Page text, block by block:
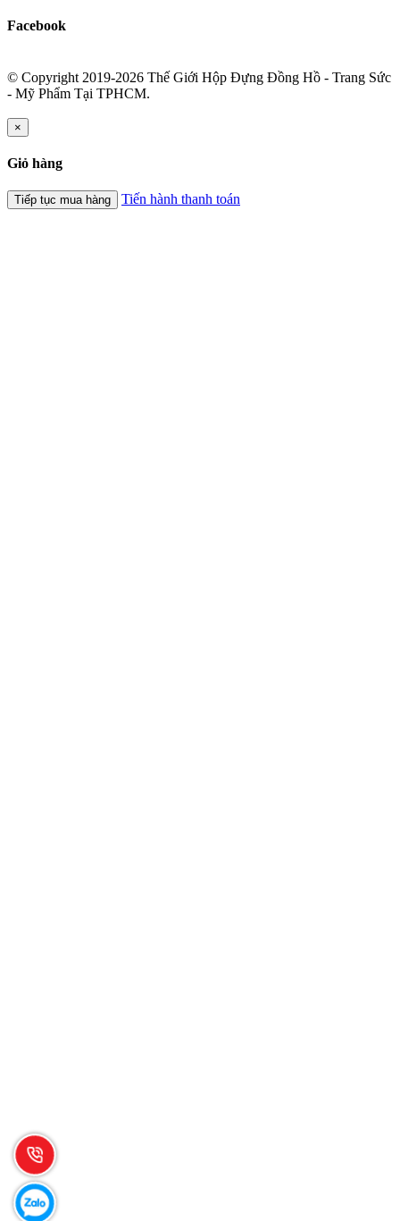
Facebook
© Copyright 2019-2026 Thế Giới Hộp Đựng Đồng Hồ - Trang Sức
- Mỹ Phẩm Tại TPHCM.
×
Giỏ hàng
Tiếp tục mua hàng Tiến hành thanh toán